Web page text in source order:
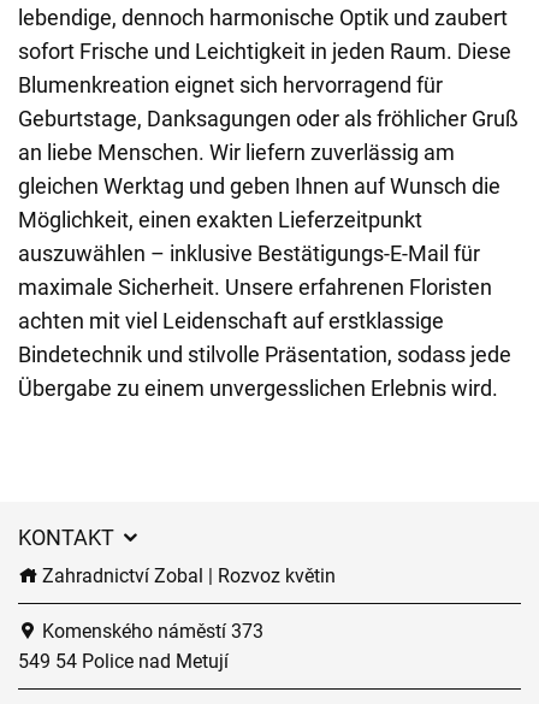
lebendige, dennoch harmonische Optik und zaubert
sofort Frische und Leichtigkeit in jeden Raum. Diese
Blumenkreation eignet sich hervorragend für
Geburtstage, Danksagungen oder als fröhlicher Gruß
an liebe Menschen. Wir liefern zuverlässig am
gleichen Werktag und geben Ihnen auf Wunsch die
Möglichkeit, einen exakten Lieferzeitpunkt
auszuwählen – inklusive Bestätigungs-E-Mail für
maximale Sicherheit. Unsere erfahrenen Floristen
achten mit viel Leidenschaft auf erstklassige
Bindetechnik und stilvolle Präsentation, sodass jede
Übergabe zu einem unvergesslichen Erlebnis wird.
KONTAKT
Zahradnictví Zobal | Rozvoz květin
Komenského náměstí 373
549 54 Police nad Metují